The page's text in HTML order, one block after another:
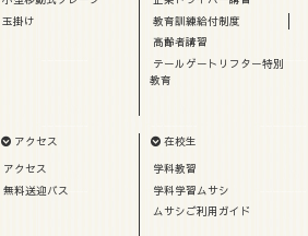
玉掛け
教育訓練給付制度
高齢者講習
テールゲートリフター特別
教育
アクセス
アクセス
無料送迎バス
在校生
学科教習
学科学習ムサシ
ムサシご利用ガイド